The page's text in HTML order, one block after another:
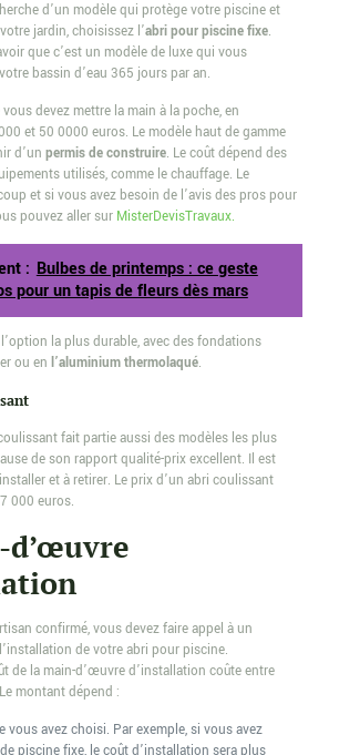
d’un modèle qui protège votre piscine et
jardin, choisissez l’abri pour piscine fixe.
que c’est un modèle de luxe qui vous
bassin d’eau 365 jours par an.
devez mettre la main à la poche, en
et 50 0000 euros. Le modèle haut de gamme
d’un permis de construire. Le coût dépend des
utilisés, comme le chauffage. Le
et si vous avez besoin de l’avis des pros pour
pouvez aller sur MisterDevisTravaux.
: Bulbes de printemps : ce geste
pour un tapis de fleurs dès mars
la plus durable, avec des fondations
ou en l’aluminium thermolaqué.
fait partie aussi des modèles les plus
de son rapport qualité-prix excellent. Il est
et à retirer. Le prix d’un abri coulissant
000 euros.
d’œuvre
confirmé, vous devez faire appel à un
de votre abri pour piscine.
de la main-d’œuvre d’installation coûte entre
montant dépend :
vous avez choisi. Par exemple, si vous avez